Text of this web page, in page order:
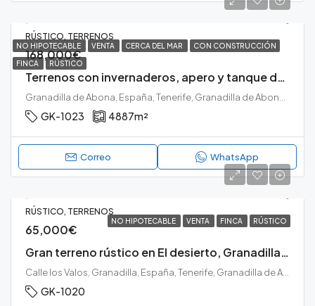
NO HIPOTECABLE VENTA CERCA DEL MAR CON CONSTRUCCIÓN
FINCA RÚSTICO
RÚSTICO, TERRENOS
168,000€
Terrenos con invernaderos, apero y tanque de agua en Chimiche, Granadilla de Abona.
GK-1023 4887m²
Correo WhatsApp
NO HIPOTECABLE VENTA FINCA RÚSTICO
RÚSTICO, TERRENOS
65,000€
Gran terreno rústico en El desierto, Granadilla de Abona.
GK-1020